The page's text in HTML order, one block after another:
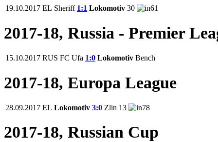
19.10.2017 EL Sheriff 1:1 Lokomotiv 30 61
2017-18, Russia - Premier
15.10.2017 RUS FC Ufa 1:0 Lokomotiv Bench
2017-18, Europa League
28.09.2017 EL Lokomotiv 3:0 Zlin 13 78
2017-18, Russian Cup